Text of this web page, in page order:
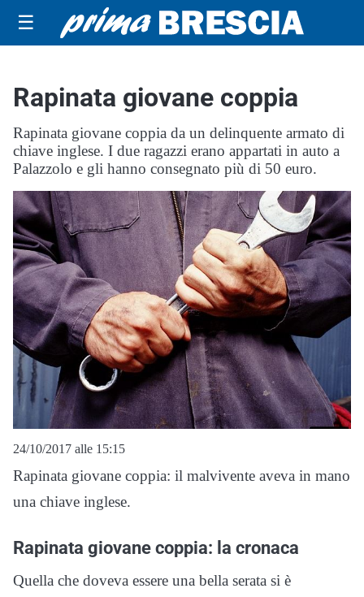
☰
Rapinata giovane coppia
Rapinata giovane coppia da un delinquente armato di
chiave inglese. I due ragazzi erano appartati in auto a
Palazzolo e gli hanno consegnato più di 50 euro.
24/10/2017 alle 15:15
Rapinata giovane coppia: il malvivente aveva in mano
una chiave inglese.
Rapinata giovane coppia: la cronaca
Quella che doveva essere una bella serata si è